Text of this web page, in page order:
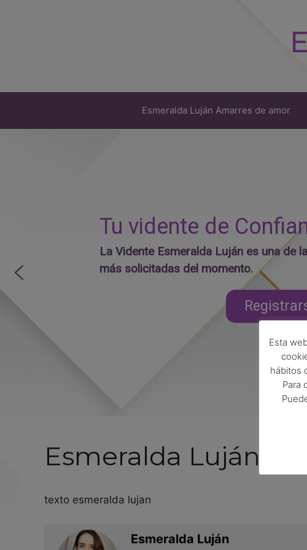
Esmeralda Luján Amarres de amor
Tu vidente de
La Vidente Esmeralda Luján es una de
más solicitadas del momento.
Esmeralda Luján
texto esmeralda lujan
Esmeralda Luján
Esta
hábitos
Para